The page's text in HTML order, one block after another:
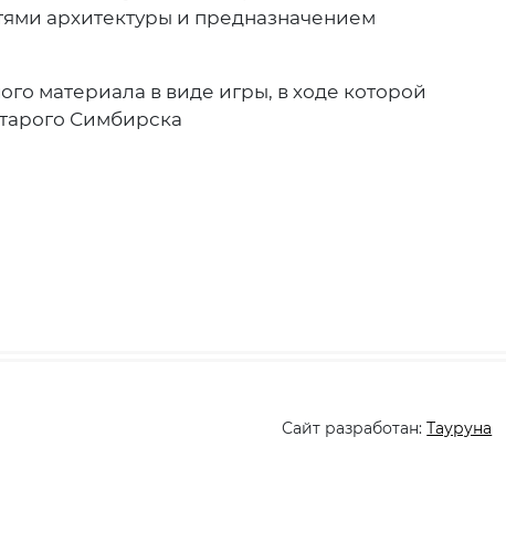
архитектуры и предназначением
материала в виде игры, в ходе которой
Симбирска
Сайт разработан:Тауруна